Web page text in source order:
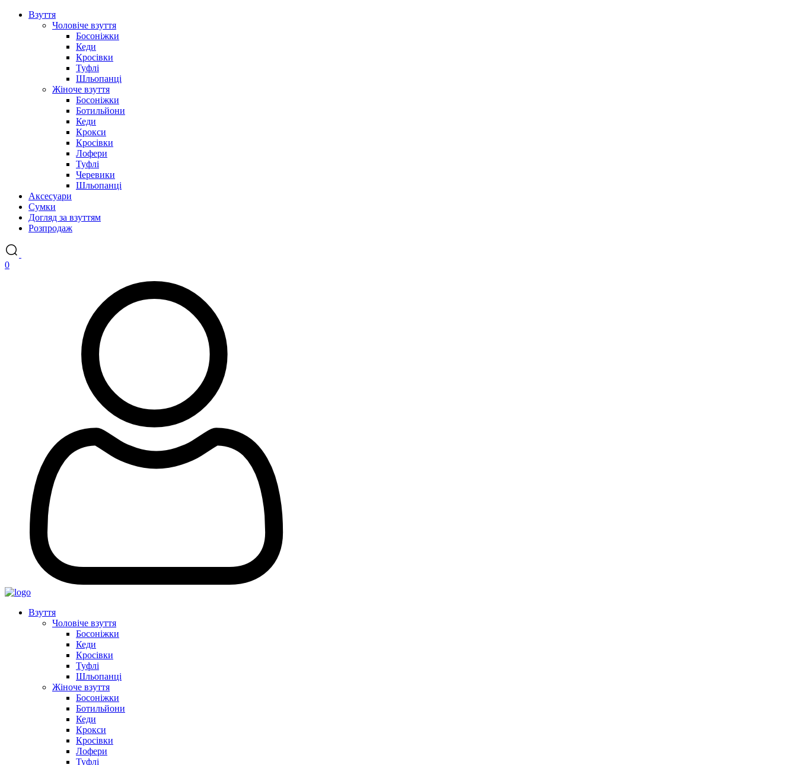
Взуття
Чоловіче взуття
Босоніжки
Кеди
Кросівки
Туфлі
Шльопанці
Жіноче взуття
Босоніжки
Ботильйони
Кеди
Крокси
Кросівки
Лофери
Туфлі
Черевики
Шльопанці
Аксесуари
Сумки
Догляд за взуттям
Розпродаж
0
Взуття
Чоловіче взуття
Босоніжки
Кеди
Кросівки
Туфлі
Шльопанці
Жіноче взуття
Босоніжки
Ботильйони
Кеди
Крокси
Кросівки
Лофери
Туфлі